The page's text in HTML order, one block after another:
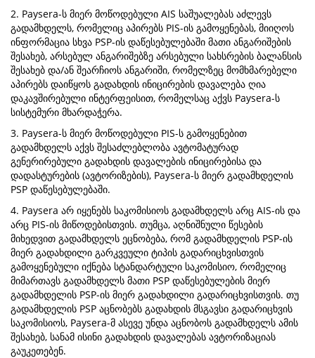
2. Paysera-ს მიერ მოწოდებული AIS საშუალებას აძლევს
გადამხდელს, რომელიც აპირებს PIS-ის გამოყენებას, მიიღოს
ინფორმაცია სხვა PSP-ის დაწესებულებაში მათი ანგარიშების
შესახებ, არსებულ ანგარიშებზე არსებული სახსრების ბალანსის
შესახებ და/ან შეარჩიოს ანგარიში, რომელზეც მომხმარებელი
აპირებს დაიწყოს გადახდის ინიცირების დავალება ღია
დაკავშირებული ინტერფეისით, რომელსაც აქვს Paysera-ს
სისტემური მხარდაჭერა.
3. Paysera-ს მიერ მოწოდებული PIS-ს გამოყენებით
გადამხდელს აქვს შესაძლებლობა ავტომატურად
გენერირებული გადახდის დავალების ინიცირებისა და
დადასტურების (ავტორიზების), Paysera-ს მიერ გადამხდელის
PSP დაწესებულებაში.
4. Paysera არ იყენებს საკომისიოს გადამხდელს არც AIS-ის და
არც PIS-ის მიწოდებისთვის. თუმცა, აღნიშნული წესების
მიხედვით გადამხდელს ეცნობება, რომ გადამხდელის PSP-ის
მიერ გადახდილი გარკვეული ტიპის გადარიცხვისთვის
გამოყენებული იქნება სტანდარტული საკომისიო, რომელიც
მიმართავს გადამხდელს მათი PSP დაწესებულების მიერ
გადამხდელის PSP-ის მიერ გადახდილი გადარიცხვისთვის. თუ
გადამხდელის PSP აცნობებს გადახდის მსგავსი გადარიცხვის
საკომისიოს, Paysera-მ ასევე უნდა აცნობოს გადამხდელს ამის
შესახებ, სანამ ისინი გადახდის დავალებას ავტორიზაციას
გაუკეთებენ.